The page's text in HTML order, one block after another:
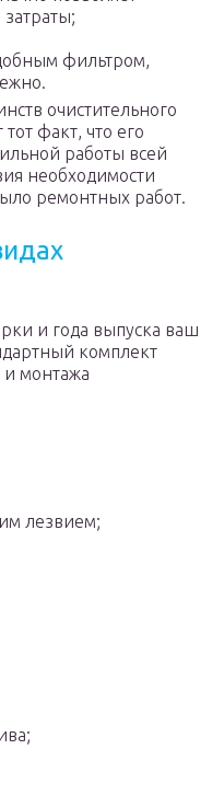
фильтром,
очистительного
факт, что его
работы всей
необходимости
ремонтных работ.
и года выпуска ваш
комплект
и монтажа
лезвием;